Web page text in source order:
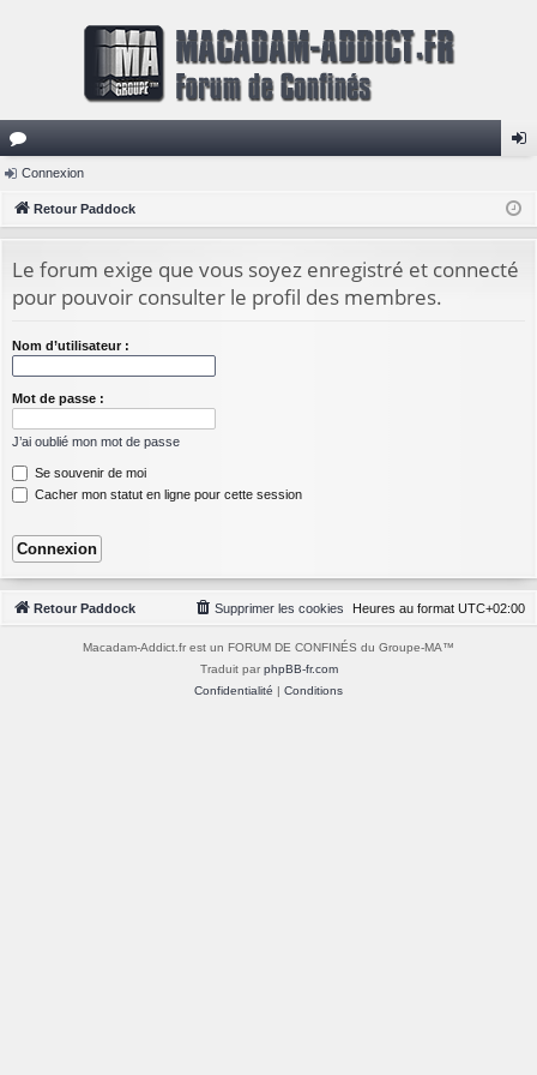
or
u
s
ne
on
Connexion
Retour Paddock
Le forum exige que vous soyez enregistré et connecté
pour pouvoir consulter le profil des membres.
Nom d’utilisateur :
Mot de passe :
J’ai oublié mon mot de passe
Se souvenir de moi
Cacher mon statut en ligne pour cette session
Retour Paddock Heures au format UTC+02:00
Supprimer les cookies
Macadam-Addict.fr est un FORUM DE CONFINÉS du Groupe-MA™
Traduit par phpBB-fr.com
Confidentialité | Conditions